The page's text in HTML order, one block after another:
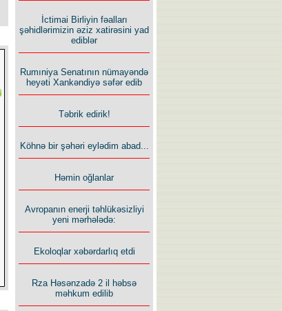
İctimai Birliyin fəalları
şəhidlərimizin əziz xatirəsini yad
ediblər
Rumıniya Senatının nümayəndə
heyəti Xankəndiyə səfər edib
Təbrik edirik!
Köhnə bir şəhəri eylədim abad...
Həmin oğlanlar
Avropanın enerji təhlükəsizliyi
yeni mərhələdə:
Ekoloqlar xəbərdarlıq etdi
Rza Həsənzadə 2 il həbsə
məhkum edilib